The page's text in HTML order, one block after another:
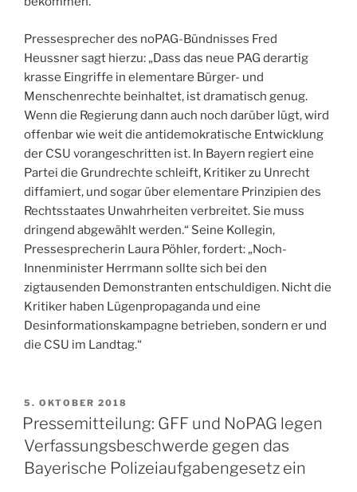
Pressesprecher des noPAG-Bündnisses Fred
Heussner sagt hierzu: „Dass das neue PAG derartig
krasse Eingriffe in elementare Bürger- und
Menschenrechte beinhaltet, ist dramatisch genug.
Wenn die Regierung dann auch noch darüber lügt, wird
offenbar wie weit die antidemokratische Entwicklung
der CSU vorangeschritten ist. In Bayern regiert eine
Partei die Grundrechte schleift, Kritiker zu Unrecht
diffamiert, und sogar über elementare Prinzipien des
Rechtsstaates Unwahrheiten verbreitet. Sie muss
dringend abgewählt werden.“ Seine Kollegin,
Pressesprecherin Laura Pöhler, fordert: „Noch-
Innenminister Herrmann sollte sich bei den
zigtausenden Demonstranten entschuldigen. Nicht die
Kritiker haben Lügenpropaganda und eine
Desinformationskampagne betrieben, sondern er und
die CSU im Landtag.“
VERÖFFENTLICHT
AM
5. OKTOBER 2018
Pressemitteilung: GFF und NoPAG legen
Verfassungsbeschwerde gegen das
Bayerische Polizeiaufgabengesetz ein